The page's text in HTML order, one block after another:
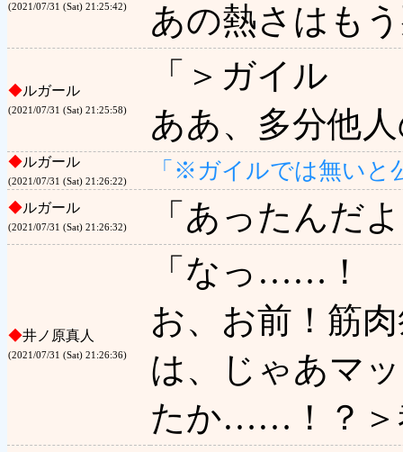
(2021/07/31 (Sat) 21:25:42)
あの熱さはも
◆ルガール
(2021/07/31 (Sat) 21:25:58)
「＞ガイル
ああ、多分他
◆ルガール
(2021/07/31 (Sat) 21:26:22) 「※ガイルでは無いと
◆ルガール
(2021/07/31 (Sat) 21:26:32) 「あったんだ
◆井ノ原真人
(2021/07/31 (Sat) 21:26:36)
「なっ……！
お、お前！筋
は、じゃあマ
たか……！？＞